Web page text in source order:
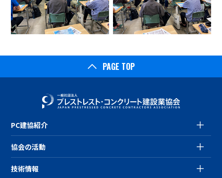
PAGE TOP
PC建協紹介
協会の活動
技術情報